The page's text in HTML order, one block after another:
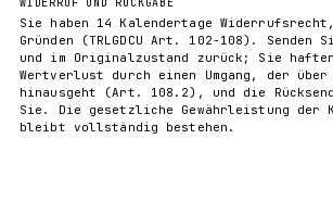
Sie haben 14 Kalendertage Widerrufsrecht,
Gründen (TRLGDCU Art. 102-108). Senden
und im Originalzustand zurück; Sie
Wertverlust durch einen Umgang, der
hinausgeht (Art. 108.2), und die
Sie. Die gesetzliche Gewährleistung der
bleibt vollständig bestehen.